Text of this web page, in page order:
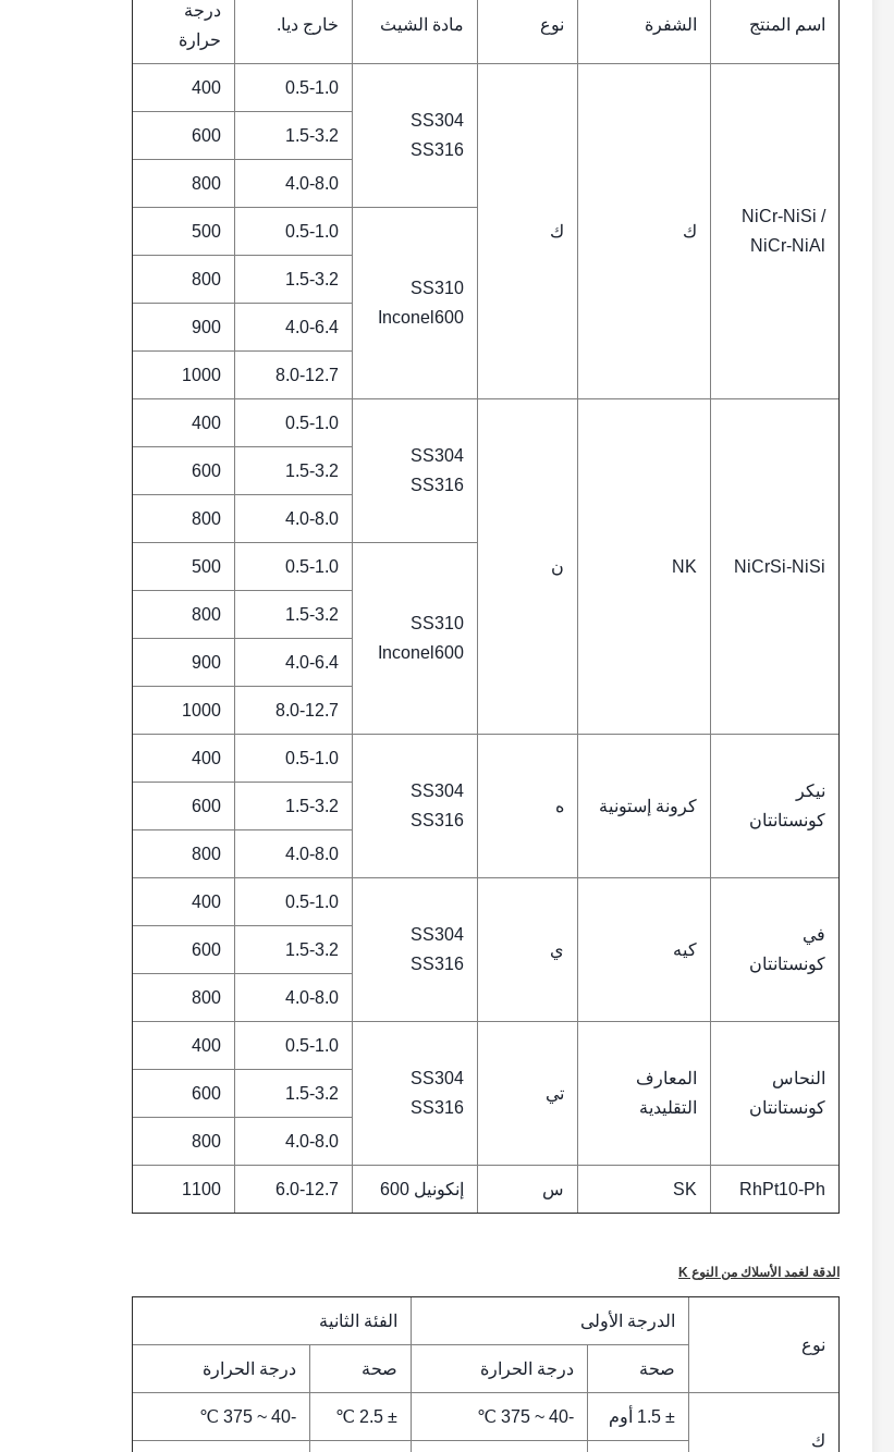
اسم المنتج الشفرة نوع مادة الشيث خارج ديا.
درجة
حرارة
NiCr-NiSi /
NiCr-NiAl
ك ك
SS304
SS316
0.5-1.0
400
1.5-3.2
600
4.0-8.0
800
SS310
Inconel600
0.5-1.0
500
1.5-3.2
800
4.0-6.4
900
8.0-12.7
1000
NiCrSi-NiSi
NK ن
SS304
SS316
0.5-1.0
400
1.5-3.2
600
4.0-8.0
800
SS310
Inconel600
0.5-1.0
500
1.5-3.2
800
4.0-6.4
900
8.0-12.7
1000
نيكر
كونستانتان
كرونة إستونية ه
SS304
SS316
0.5-1.0
400
1.5-3.2
600
4.0-8.0
800
في
كونستانتان
كيه ي
SS304
SS316
0.5-1.0
400
1.5-3.2
600
4.0-8.0
800
النحاس
كونستانتان
المعارف
التقليدية
تي
SS304
SS316
0.5-1.0
400
1.5-3.2
600
4.0-8.0
800
RhPt10-Ph
SK س إنكونيل 600 6.0-12.7
1100
الدقة لغمد الأسلاك من النوع K
نوع
الدرجة الأولى الفئة الثانية
صحة درجة الحرارة صحة درجة الحرارة
ك
± 1.5 أوم -40 ~ 375 ℃
± 2.5 ℃
-40 ~ 375 ℃